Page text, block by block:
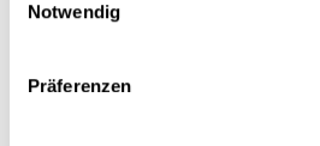
Notwendig
Präferenzen